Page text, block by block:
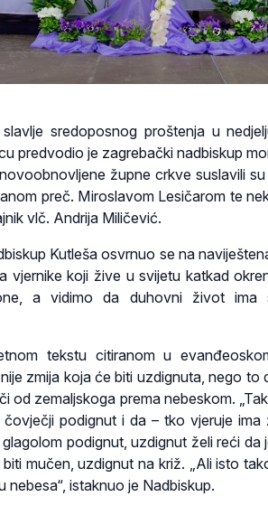
sredoposnog proštenja u
predvodio je zagrebački nadbiskup
župne crkve suslavili
preč. Miroslavom Lesičarom te
vlč. Andrija Miličević.
Kutleša osvrnuo se na
vjernike koji žive u svijetu katkad
a vidimo da duhovni život ima
tekstu citiranom u
zmija koja će biti uzdignuta, nego to
od zemaljskoga prema nebeskom.
podignut i da – tko vjeruje ima
podignut, uzdignut želi reći da
mučen, uzdignut na križ. „Ali isto
nebesa“, istaknuo je Nadbiskup.